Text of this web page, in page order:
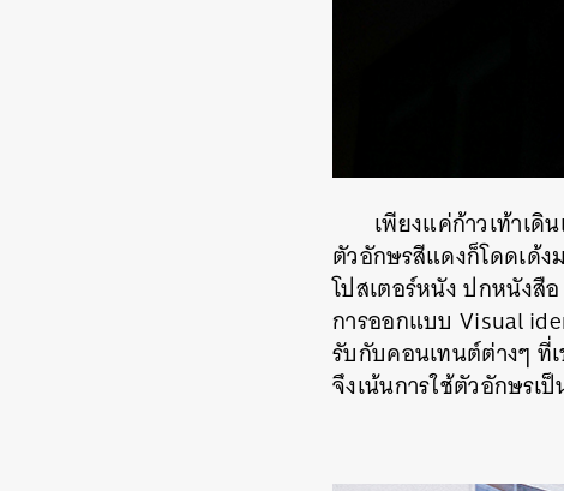
เพียงแค่ก้าวเท้าเ
ตัวอักษรสีแดงก็โดดเด้
โปสเตอร์หนัง ปกหนังสือ
การออกแบบVisual
รับกับคอนเทนต์ต่างๆ ที่
จึงเน้นการใช้ตัวอักษรเ